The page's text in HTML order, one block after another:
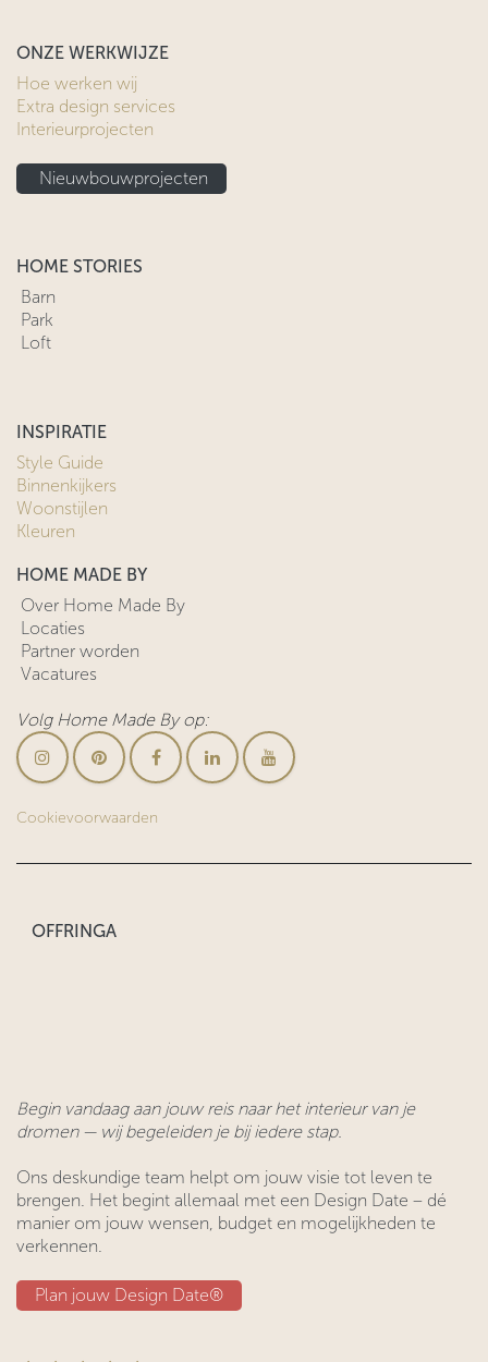
ONZE WERKWIJZE
Hoe werken wij
Extra design services
Interieurprojecten
Nieuwbouwprojecten
HOME STORIES
Barn
Park
Loft
INSPIRATIE
Style Guide
Binnenkijkers
Woonstijlen
Kleuren
HOME MADE BY
Over Home Made By
Locaties
Partner worden
Vacatures
Volg Home Made By op:
Cookievoorwaarden
OFFRINGA
Begin vandaag aan jouw reis naar het interieur van je
dromen — wij begeleiden je bij iedere stap.
Ons deskundige team helpt om jouw visie tot leven te
brengen. Het begint allemaal met een Design Date – dé
manier om jouw wensen, budget en mogelijkheden te
verkennen.
Plan jouw Design ​​Date®​​